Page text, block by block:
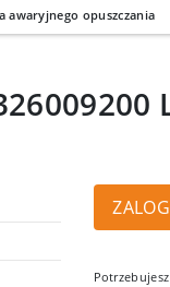
awaryjnego opuszczania